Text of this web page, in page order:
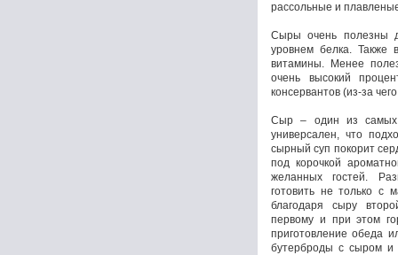
рассольные и
Сыры очень полезны
уровнем белка. Также
витамины. Менее
очень высокий
консервантов (из-за
Сыр – один из самых
универсален, что
сырный суп покорит
под корочкой
желанных гостей.
готовить не только с
благодаря сыру
первому и при этом
приготовление обеда
бутерброды с сыром и